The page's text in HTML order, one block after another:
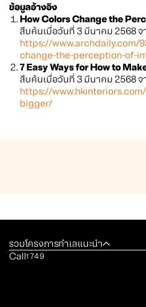
ข้อมูลอ้างอิง
How Colors Change the
สืบค้นเมื่อวันที่ 3 มีนาคม 2568 จ
https://www.archdaily.com/
change-the-perception-of-
7 Easy Ways for How to
สืบค้นเมื่อวันที่ 3 มีนาคม 2568 จ
https://
bigger/
รวมโครงการทำเลแนะนำ
Call1749